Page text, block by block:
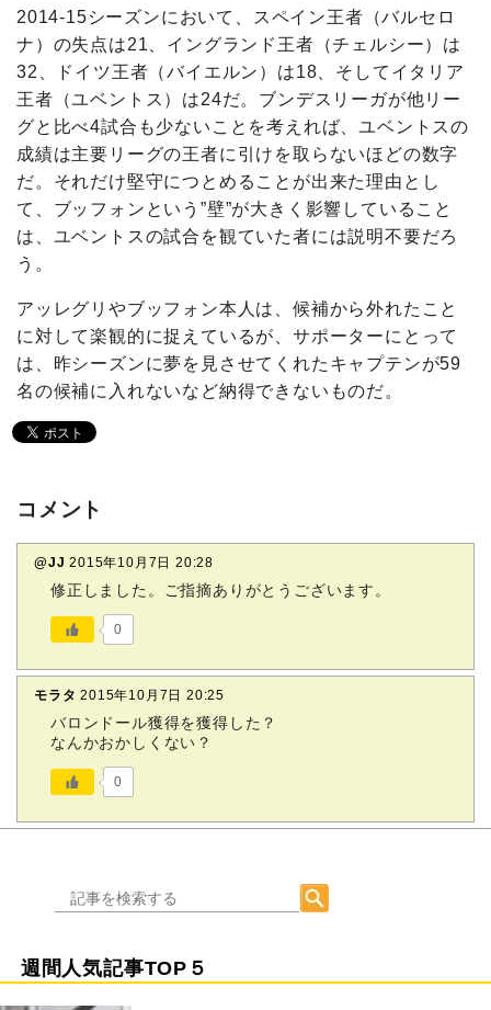
2014-15シーズンにおいて、スペイン王者（バルセロ
ナ）の失点は21、イングランド王者（チェルシー）は
32、ドイツ王者（バイエルン）は18、そしてイタリア
王者（ユベントス）は24だ。ブンデスリーガが他リー
グと比べ4試合も少ないことを考えれば、ユベントスの
成績は主要リーグの王者に引けを取らないほどの数字
だ。それだけ堅守につとめることが出来た理由とし
て、ブッフォンという”壁”が大きく影響していること
は、ユベントスの試合を観ていた者には説明不要だろ
う。
アッレグリやブッフォン本人は、候補から外れたこと
に対して楽観的に捉えているが、サポーターにとって
は、昨シーズンに夢を見させてくれたキャプテンが59
名の候補に入れないなど納得できないものだ。
コメント
@JJ 2015年10月7日 20:28
修正しました。ご指摘ありがとうございます。
0
モラタ 2015年10月7日 20:25
バロンドール獲得を獲得した？
なんかおかしくない？
0
週間人気記事TOP５